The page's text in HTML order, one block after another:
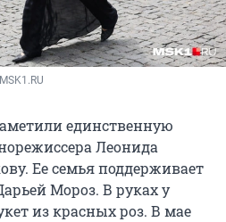
единственную
Леонида
Ее семья поддерживает
Мороз. В руках у
из красных роз. В мае